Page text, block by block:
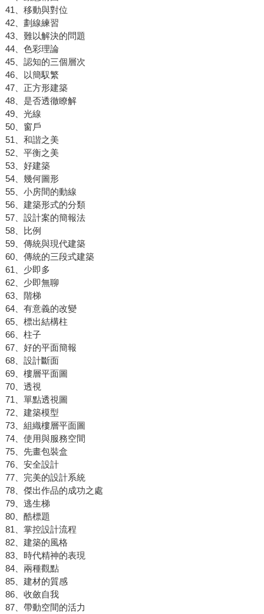
41、移動與對位
42、劃線練習
43、難以解決的問題
44、色彩理論
45、認知的三個層次
46、以簡馭繁
47、正方形建築
48、是否透徹瞭解
49、光線
50、窗戶
51、和諧之美
52、平衡之美
53、好建築
54、幾何圖形
55、小房間的動線
56、建築形式的分類
57、設計案的簡報法
58、比例
59、傳統與現代建築
60、傳統的三段式建築
61、少即多
62、少即無聊
63、階梯
64、有意義的改變
65、標出結構柱
66、柱子
67、好的平面簡報
68、設計斷面
69、樓層平面圖
70、透視
71、單點透視圖
72、建築模型
73、組織樓層平面圖
74、使用與服務空間
75、先畫包裝盒
76、安全設計
77、完美的設計系統
78、傑出作品的成功之處
79、逃生梯
80、酷標題
81、掌控設計流程
82、建築的風格
83、時代精神的表現
84、兩種觀點
85、建材的質感
86、收斂自我
87、帶動空間的活力